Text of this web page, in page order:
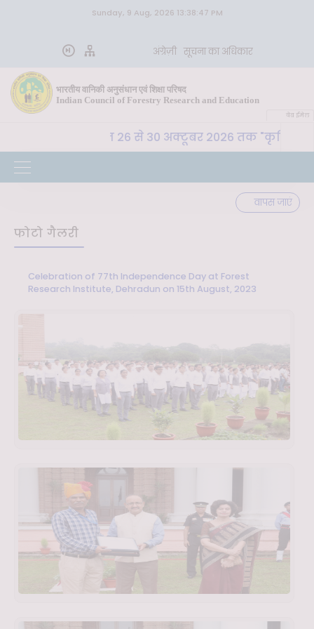
Sunday, 9 Aug, 2026 13:38:47 PM
अंग्रेज़ी सूचना का अधिकार
भारतीय वानिकी अनुसंधान एवं शिक्षा परिषद
Indian Council of Forestry Research and Education
वेब ईमेल
अ. शि. प. , देहरादून 26 से 30 अक्टूबर 2026 तक "कृषि-
वापस जाएं
फोटो गैलरी
Celebration of 77th Independence Day at Forest
Research Institute, Dehradun on 15th August, 2023